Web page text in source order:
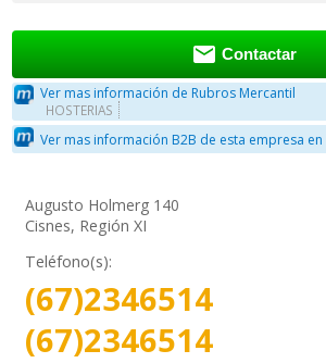
 Contactar
Ver mas información de Rubros Mercantil
HOSTERIAS
Ver mas información B2B de esta empresa
Augusto Holmerg 140
Cisnes, Región XI
Teléfono(s):
(67)2346514
(67)2346514